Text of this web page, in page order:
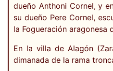
dueño Anthoni Cornel, y
su dueño Pere Cornel,
la Fogueración aragonesa
En la villa de Alagón
dimanada de la rama